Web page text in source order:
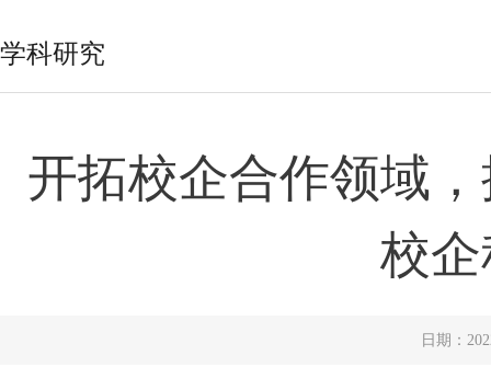
学科研究
开拓校企合作领域
校
日期：